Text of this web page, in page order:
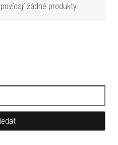
žádné produkty.